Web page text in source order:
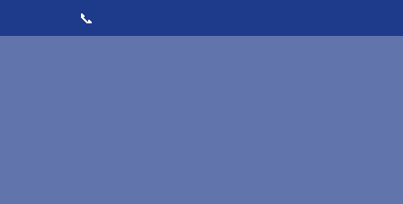
📞